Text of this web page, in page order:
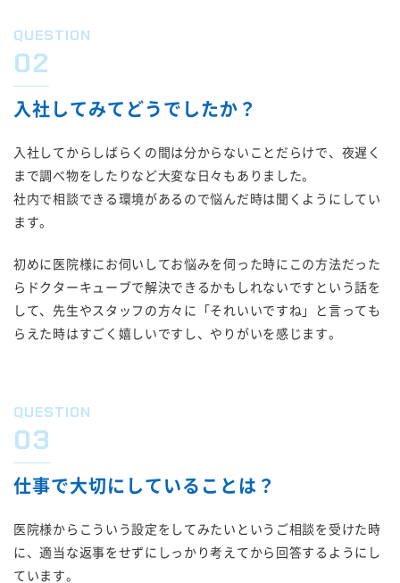
QUESTION
02
入社してみてどうでしたか？
入社してからしばらくの間は分からないことだらけで、夜遅く
まで調べ物をしたりなど大変な日々もありました。
社内で相談できる環境があるので悩んだ時は聞くようにしてい
ます。
初めに医院様にお伺いしてお悩みを伺った時にこの方法だった
らドクターキューブで解決できるかもしれないですという話を
して、先生やスタッフの方々に「それいいですね」と言っても
らえた時はすごく嬉しいですし、やりがいを感じます。
QUESTION
03
仕事で大切にしていることは？
医院様からこういう設定をしてみたいというご相談を受けた時
に、適当な返事をせずにしっかり考えてから回答するようにし
ています。